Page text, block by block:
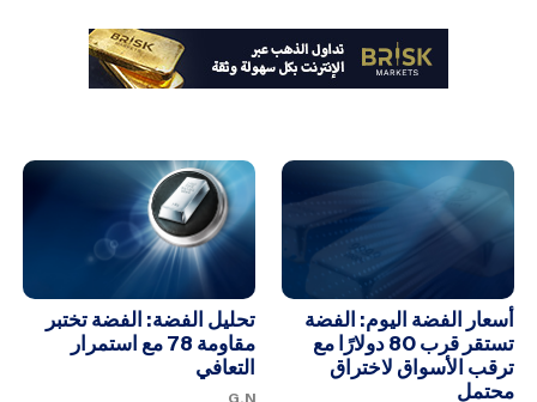
أسعار الفضة اليوم: الفضة
تستقر قرب 80 دولارًا مع
ترقب الأسواق لاختراق
محتمل
تحليل الفضة: الفضة تختبر
مقاومة 78 مع استمرار
التعافي
G.N